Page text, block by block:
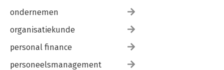
ondernemen
organisatiekunde
personal finance
personeelsmanagement